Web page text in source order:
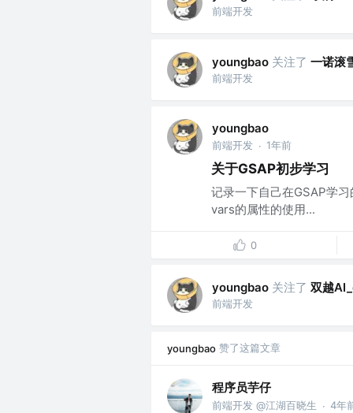
前端开发
youngbao 关注了 一诺滚
前端开发
youngbao
前端开发 · 1年前
关于GSAP初步学习
记录一下自己在GSAP学
vars的属性的使用...
0
youngbao 关注了 双越
前端开发
youngbao 赞了这篇文章
程序员芋仔
前端开发 @江湖百晓生 · 4年